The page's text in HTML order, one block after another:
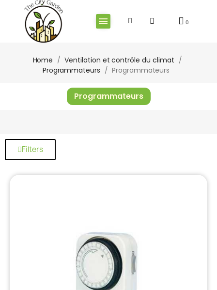
Home
Ventilation et contrôle du climat
Programmateurs
Programmateurs
Programmateurs
Filters